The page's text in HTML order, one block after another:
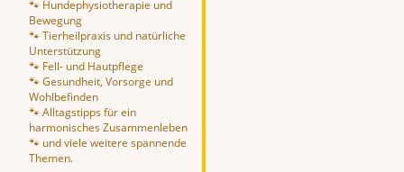
🐾 Hundephysiotherapie und
Bewegung
🐾Tierheilpraxis und natürliche
Unterstützung
🐾 Fell- und Hautpflege
🐾Gesundheit, Vorsorge und
Wohlbefinden
🐾Alltagstipps für ein
harmonisches Zusammenleben
🐾 und viele weitere spannende
Themen.